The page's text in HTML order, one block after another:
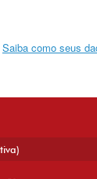
Saiba como seus